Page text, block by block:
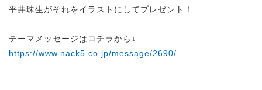
平井珠生がそれをイラストにしてプレゼント！
テーマメッセージはコチラから↓
https://www.nack5.co.jp/message/2690/